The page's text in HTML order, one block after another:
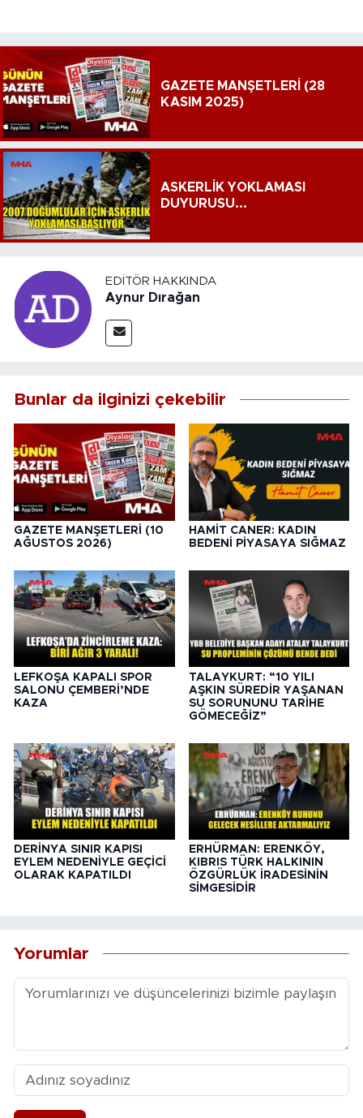
GAZETE MANŞETLERİ (28
KASIM 2025)
ASKERLİK YOKLAMASI
DUYURUSU...
EDITÖR HAKKINDA
Aynur Dırağan
Bunlar da ilginizi çekebilir
GAZETE MANŞETLERİ (10
AĞUSTOS 2026)
HAMİT CANER: KADIN
BEDENİ PİYASAYA SIĞMAZ
LEFKOŞA KAPALI SPOR
SALONU ÇEMBERİ’NDE
KAZA
TALAYKURT: “10 YILI
AŞKIN SÜREDİR YAŞANAN
SU SORUNUNU TARİHE
GÖMECEĞİZ”
DERİNYA SINIR KAPISI
EYLEM NEDENİYLE GEÇİCİ
OLARAK KAPATILDI
ERHÜRMAN: ERENKÖY,
KIBRIS TÜRK HALKININ
ÖZGÜRLÜK İRADESİNİN
SİMGESİDİR
Yorumlar